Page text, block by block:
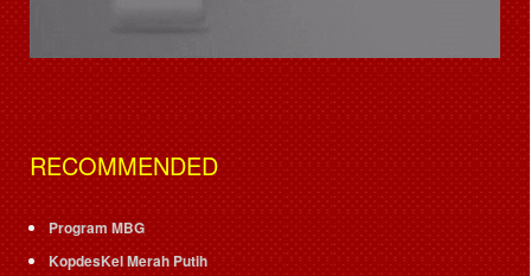
RECOMMENDED
Program MBG
KopdesKel Merah Putih